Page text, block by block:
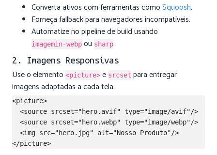
Converta ativos com ferramentas comoSquoosh.
Forneça fallback para navegadores incompatíveis.
Automatize no pipeline de build usando
imagemin-webp ou sharp.
2. Imagens Responsivas
Use o elemento <picture> e srcset para entregar
imagens adaptadas a cada tela.
<picture>